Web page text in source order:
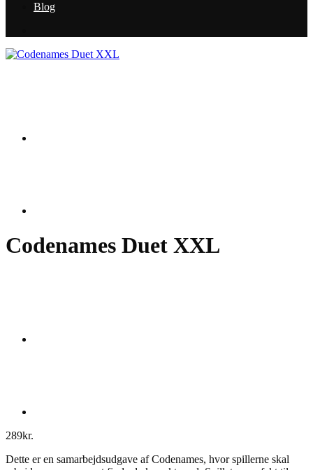
Blog
Codenames Duet XXL
289kr.
Dette er en samarbejdsudgave af Codenames, hvor spillerne skal